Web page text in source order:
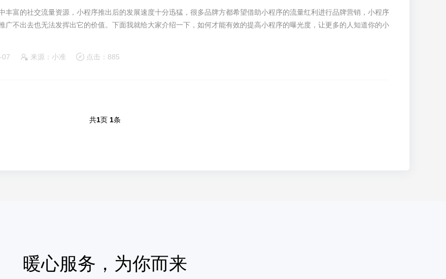
丰富的社交流量资源，小程序推出后的发展速度十分迅猛，很多品牌方都希望借助小程序的流量红利进行品牌营销，小程序
广不出去也无法发挥出它的价值。下面我就给大家介绍一下，如何才能有效的提高小程序的曝光度，让更多的人知道你的小
07 来源：小准 点击：885
共1页 1条
暖心服务，为你而来